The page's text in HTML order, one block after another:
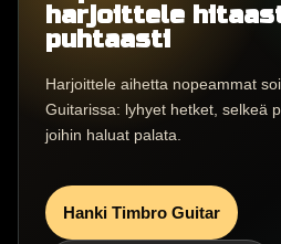
harjoittele
puhtaasti
Harjoittele aihetta nopeammat
Guitarissa: lyhyet hetket, selkeä
joihin haluat palata.
Hanki Timbro Guitar